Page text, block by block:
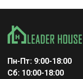
Пн-Пт: 9:00-18:00
Сб: 10:00-18:00